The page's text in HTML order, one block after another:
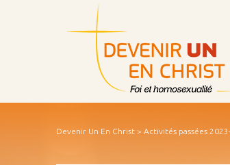
Devenir Un En Christ > Activités passées